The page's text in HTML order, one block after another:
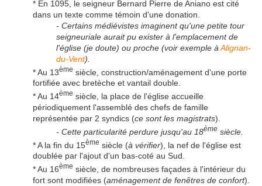
* En 1095, le seigneur Bernard Pierre de Aniano est cité
dans un texte comme témoin d'une donation.
- Certains médiévistes imaginent qu'une petite tour
seigneuriale aurait pu exister à l'emplacement de
l'église (je doute) ou proche (voir exemple à Alignan-
du-Vent).
* Au 13ème siècle, construction/aménagement d'une porte
fortifiée avec bretèche et vantail double.
* Au 14ème siècle, la place de l'église accueille
périodiquement l'assemblé des chefs de famille
représentée par 2 syndics (ce sont les magistrats).
- Cette particularité perdure jusqu'au 18ème siècle.
* A la fin du 15ème siècle (à vérifier), la nef de l'église est
doublée par l'ajout d'un bas-coté au Sud.
* Au 16ème siècle, de nombreuses façades à l'intérieur du
fort sont modifiées (aménagement de fenêtres de confort).